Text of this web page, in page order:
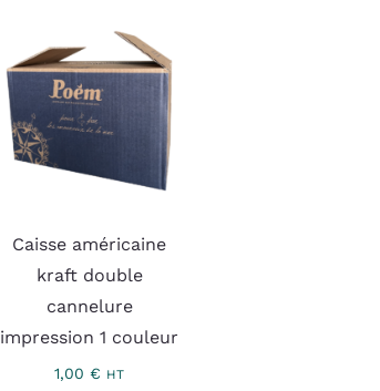
Caisse américaine
kraft double
cannelure
impression 1 couleur
1,00€ HT